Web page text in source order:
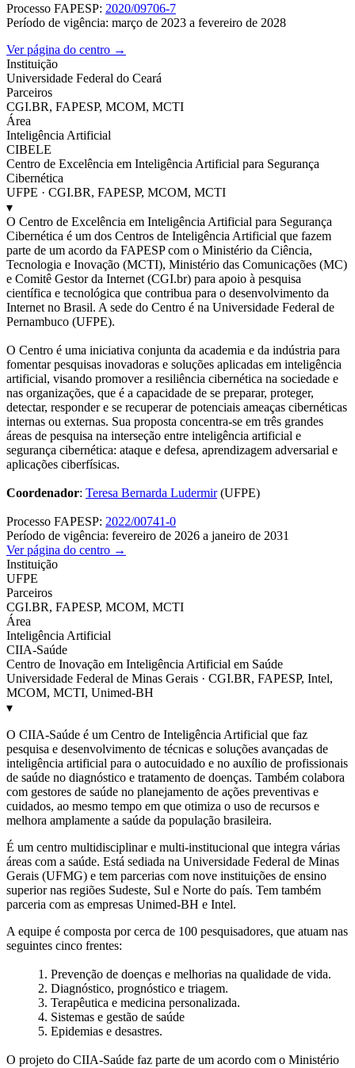
Processo FAPESP: 2020/09706-7
Período de vigência: março de 2023 a fevereiro de 2028
Ver página do centro →
Instituição
Universidade Federal do Ceará
Parceiros
CGI.BR, FAPESP, MCOM, MCTI
Área
Inteligência Artificial
CIBELE
Centro de Excelência em Inteligência Artificial para Segurança
Cibernética
UFPE · CGI.BR, FAPESP, MCOM, MCTI
▾
O Centro de Excelência em Inteligência Artificial para Segurança
Cibernética é um dos Centros de Inteligência Artificial que fazem
parte de um acordo da FAPESP com o Ministério da Ciência,
Tecnologia e Inovação (MCTI), Ministério das Comunicações (MC)
e Comitê Gestor da Internet (CGI.br) para apoio à pesquisa
científica e tecnológica que contribua para o desenvolvimento da
Internet no Brasil. A sede do Centro é na Universidade Federal de
Pernambuco (UFPE).
O Centro é uma iniciativa conjunta da academia e da indústria para
fomentar pesquisas inovadoras e soluções aplicadas em inteligência
artificial, visando promover a resiliência cibernética na sociedade e
nas organizações, que é a capacidade de se preparar, proteger,
detectar, responder e se recuperar de potenciais ameaças cibernéticas
internas ou externas. Sua proposta concentra-se em três grandes
áreas de pesquisa na interseção entre inteligência artificial e
segurança cibernética: ataque e defesa, aprendizagem adversarial e
aplicações ciberfísicas.
Coordenador: Teresa Bernarda Ludermir(UFPE)
Processo FAPESP: 2022/00741-0
Período de vigência: fevereiro de 2026 a janeiro de 2031
Ver página do centro →
Instituição
UFPE
Parceiros
CGI.BR, FAPESP, MCOM, MCTI
Área
Inteligência Artificial
CIIA-Saúde
Centro de Inovação em Inteligência Artificial em Saúde
Universidade Federal de Minas Gerais · CGI.BR, FAPESP, Intel,
MCOM, MCTI, Unimed-BH
▾
O CIIA-Saúde é um Centro de Inteligência Artificial que faz
pesquisa e desenvolvimento de técnicas e soluções avançadas de
inteligência artificial para o autocuidado e no auxílio de profissionais
de saúde no diagnóstico e tratamento de doenças. Também colabora
com gestores de saúde no planejamento de ações preventivas e
cuidados, ao mesmo tempo em que otimiza o uso de recursos e
melhora amplamente a saúde da população brasileira.
É um centro multidisciplinar e multi-institucional que integra várias
áreas com a saúde. Está sediada na Universidade Federal de Minas
Gerais (UFMG) e tem parcerias com nove instituições de ensino
superior nas regiões Sudeste, Sul e Norte do país. Tem também
parceria com as empresas Unimed-BH e Intel.
A equipe é composta por cerca de 100 pesquisadores, que atuam nas
seguintes cinco frentes:
1. Prevenção de doenças e melhorias na qualidade de vida.
2. Diagnóstico, prognóstico e triagem.
3. Terapêutica e medicina personalizada.
4. Sistemas e gestão de saúde
5. Epidemias e desastres.
O projeto do CIIA-Saúde faz parte de um acordo com o Ministério